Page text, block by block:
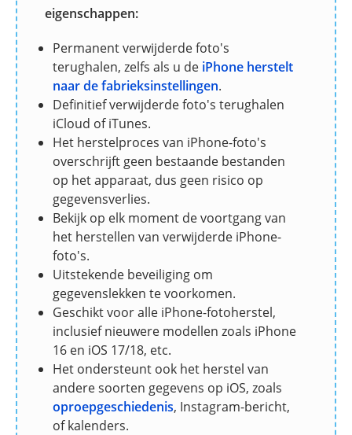
eigenschappen:
Permanent verwijderde foto's
terughalen, zelfs als u de iPhone herstelt
naar de fabrieksinstellingen.
Definitief verwijderde foto's terughalen
iCloud of iTunes.
Het herstelproces van iPhone-foto's
overschrijft geen bestaande bestanden
op het apparaat, dus geen risico op
gegevensverlies.
Bekijk op elk moment de voortgang van
het herstellen van verwijderde iPhone-
foto's.
Uitstekende beveiliging om
gegevenslekken te voorkomen.
Geschikt voor alle iPhone-fotoherstel,
inclusief nieuwere modellen zoals iPhone
16 en iOS 17/18, etc.
Het ondersteunt ook het herstel van
andere soorten gegevens op iOS, zoals
oproepgeschiedenis, Instagram-bericht,
of kalenders.